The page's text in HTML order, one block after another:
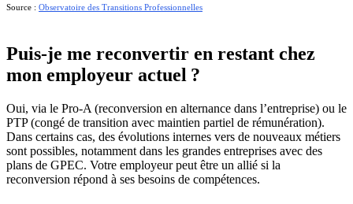
Source : Observatoire des Transitions Professionnelles
Puis-je me reconvertir en restant chez
mon employeur actuel ?
Oui, via le Pro-A (reconversion en alternance dans l’entreprise) ou le
PTP (congé de transition avec maintien partiel de rémunération).
Dans certains cas, des évolutions internes vers de nouveaux métiers
sont possibles, notamment dans les grandes entreprises avec des
plans de GPEC. Votre employeur peut être un allié si la
reconversion répond à ses besoins de compétences.